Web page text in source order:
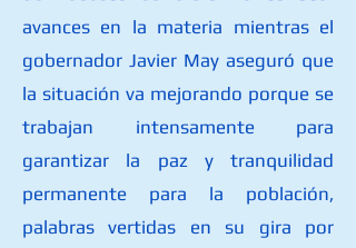
avances en la materia mientras el
gobernador Javier May aseguró que
la situación va mejorando porque se
trabajan intensamente para
garantizar la paz y tranquilidad
permanente para la población,
palabras vertidas en su gira por